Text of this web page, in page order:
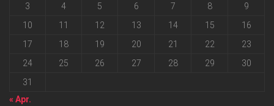
3
4 5 6 7 8
9
10
11 12 13 14 15
16
17
18 19 20 21 22
23
24
25 26 27 28 29
30
31
« Apr.